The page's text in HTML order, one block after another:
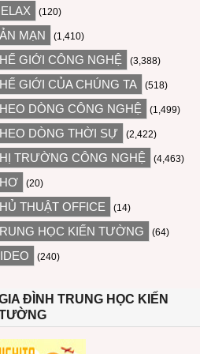
(120)
MẠN (1,410)
GIỚI CÔNG NGHỆ (3,388)
GIỚI CỦA CHÚNG TA (518)
DÒNG CÔNG NGHỆ (1,499)
DÒNG THỜI SỰ (2,422)
TRƯỜNG CÔNG NGHỆ (4,463)
(20)
THUẬT OFFICE (14)
HỌC KIẾN TƯỜNG (64)
(240)
ĐÌNH TRUNG HỌC KIẾN